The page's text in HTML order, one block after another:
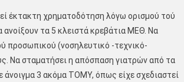
έκτακτη χρηματοδότηση λόγω ορισμού τού
ανοίξουν τα 5 κλειστά κρεβάτια ΜΕΘ. Να
προσωπικού (νοσηλευτικό -τεχνικό-
Να σταματήσει η απόσπαση γιατρών από τα
άνοιγμα 3 ακόμα ΤΟΜΥ, όπως είχε σχεδιαστεί